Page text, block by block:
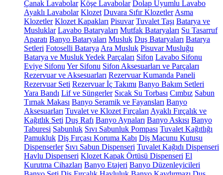
Çanak Lavabolar Köşe Lavabolar Dolap Uyumlu Lavabo
Ayaklı Lavabolar Klozet Duvara Sıfır Klozetler Asma
Klozetler Klozet Kapakları Pisuvar Tuvalet Taşı Batarya ve
Musluklar Lavabo Bataryaları Mutfak Bataryaları Su Tasarruf
Aparatı Banyo Bataryaları Musluk Duş Bataryaları Batarya
Setleri Fotoselli Batarya Ara Musluk Pisuvar Musluğu
Batarya ve Musluk Yedek Parçaları Sifon Lavabo Sifonu
Eviye Sifonu Yer Sifonu Sifon Aksesuarları ve Parçaları
Rezervuar ve Aksesuarları Rezervuar Kumanda Paneli
Rezervuar Seti Rezervuar İç Takımı Banyo Bakım Setleri
Yara Bandı Lif ve Süngerler Sıcak Su Torbası Cımbız Sabun
Tırnak Makası Banyo Seramik ve Fayansları Banyo
Aksesuarları Tuvalet ve Klozet Fırçaları Ayaklı Fırçalık ve
Kağıtlık Seti Duş Rafı Banyo Aynaları Banyo Askısı Banyo
Taburesi Sabunluk Sıvı Sabunluk Pompası Tuvalet Kağıtlığı
Pamukluk Diş Fırçası Koruma Kabı Diş Macunu Kutusu
Dispenserler Sıvı Sabun Dispenseri Tuvalet Kağıdı Dispenseri
Havlu Dispenseri Klozet Kapak Örtüsü Dispenseri El
Kurutma Cihazları Banyo Etajeri Banyo Düzenleyicileri